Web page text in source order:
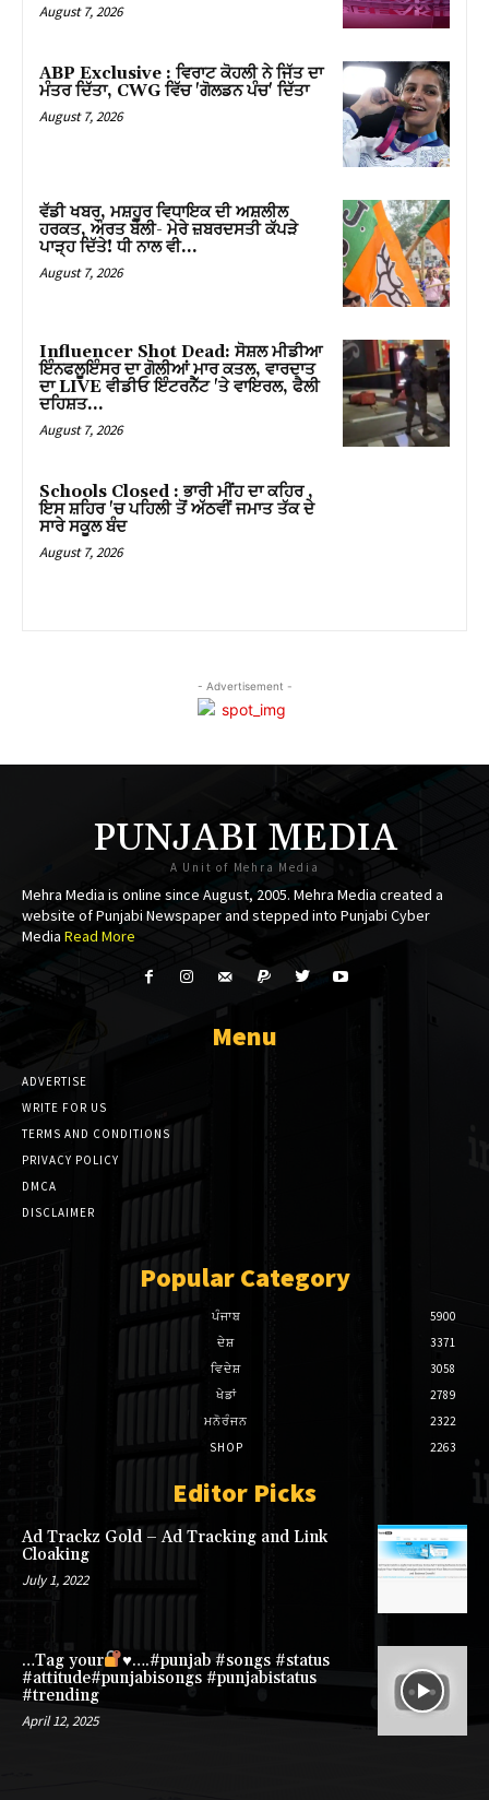
August 7, 2026
ABP Exclusive : ਵਿਰਾਟ ਕੋਹਲੀ ਨੇ ਜਿੱਤ ਦਾ
ਮੰਤਰ ਦਿੱਤਾ, CWG ਵਿੱਚ 'ਗੋਲਡਨ ਪੰਚ' ਦਿੱਤਾ
August 7, 2026
ਵੱਡੀ ਖਬਰ, ਮਸ਼ਹੂਰ ਵਿਧਾਇਕ ਦੀ ਅਸ਼ਲੀਲ
ਹਰਕਤ, ਔਰਤ ਬੋਲੀ- ਮੇਰੇ ਜ਼ਬਰਦਸਤੀ ਕੱਪੜੇ
ਪਾੜ੍ਹ ਦਿੱਤੇ! ਧੀ ਨਾਲ ਵੀ…
August 7, 2026
Influencer Shot Dead: ਸੋਸ਼ਲ ਮੀਡੀਆ
ਇੰਨਫਲੂਇੰਸਰ ਦਾ ਗੋਲੀਆਂ ਮਾਰ ਕਤਲ, ਵਾਰਦਾਤ
ਦਾ LIVE ਵੀਡੀਓ ਇੰਟਰਨੈੱਟ 'ਤੇ ਵਾਇਰਲ, ਫੈਲੀ
ਦਹਿਸ਼ਤ…
August 7, 2026
Schools Closed : ਭਾਰੀ ਮੀਂਹ ਦਾ ਕਹਿਰ ,
ਇਸ ਸ਼ਹਿਰ 'ਚ ਪਹਿਲੀ ਤੋਂ ਅੱਠਵੀਂ ਜਮਾਤ ਤੱਕ ਦੇ
ਸਾਰੇ ਸਕੂਲ ਬੰਦ
August 7, 2026
- Advertisement -
PUNJABI MEDIA
A Unit of Mehra Media
Mehra Media is online since August, 2005. Mehra Media created a
website of Punjabi Newspaper and stepped into Punjabi Cyber
Media Read More
Menu
ADVERTISE
WRITE FOR US
TERMS AND CONDITIONS
PRIVACY POLICY
DMCA
DISCLAIMER
Popular Category
ਪੰਜਾਬ
5900
ਦੇਸ਼
3371
ਵਿਦੇਸ਼
3058
ਖੇਡਾਂ
2789
ਮਨੋਰੰਜਨ
2322
SHOP
2263
Editor Picks
Ad Trackz Gold – Ad Tracking and Link
Cloaking
July 1, 2022
…Tag your ♥️….#punjab #songs #status
#attitude#punjabisongs #punjabistatus
#trending
April 12, 2025